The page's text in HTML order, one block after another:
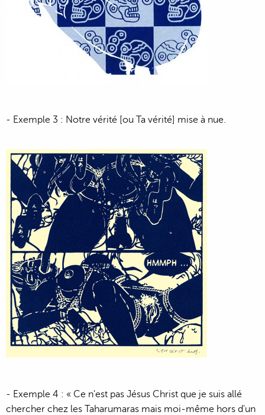
- Exemple 3 : Notre vérité [ou Ta vérité] mise à nue.
- Exemple 4 : « Ce n'est pas Jésus Christ que je suis allé
chercher chez les Taharumaras mais moi-même hors d'un